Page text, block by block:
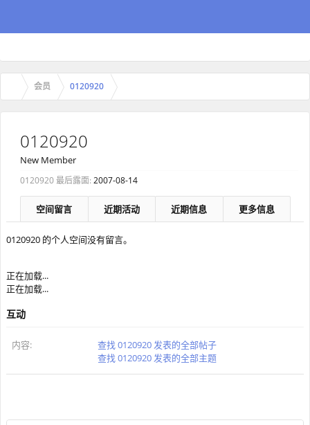
会员 0120920
0120920
New Member
0120920 最后露面: 2007-08-14
空间留言 近期活动 近期信息 更多信息
0120920 的个人空间没有留言。
正在加载...
正在加载...
互动
内容:
查找 0120920 发表的全部帖子
查找 0120920 发表的全部主题